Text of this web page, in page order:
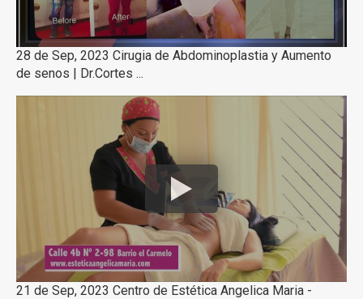
28 de Sep, 2023 Cirugia de Abdominoplastia y Aumento
de senos | Dr.Cortes ...
21 de Sep, 2023 Centro de Estética Angelica Maria -